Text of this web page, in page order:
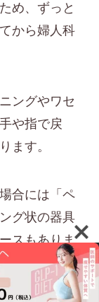
め、ずっと
から婦人科
ングやワセ
や指で戻
ます。
合には「ペ
グ状の器具
スもありま
ただくこと